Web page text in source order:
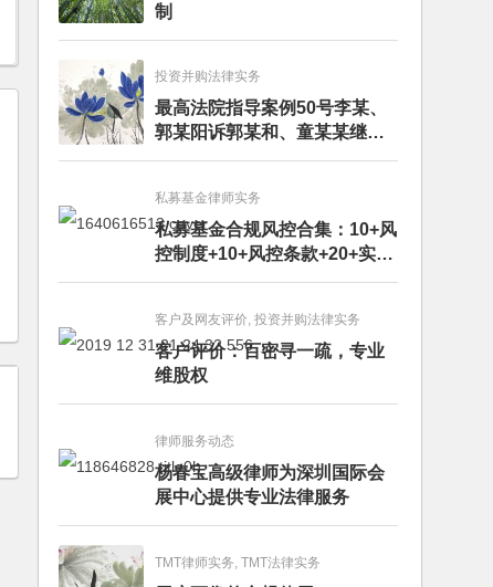
制
投资并购法律实务
最高法院指导案例50号李某、
郭某阳诉郭某和、童某某继承
纠纷案
私募基金律师实务
私募基金合规风控合集：10+风
控制度+10+风控条款+20+实务
文章+每月动态
客户及网友评价, 投资并购法律实务
客户评价：百密寻一疏，专业
维股权
律师服务动态
杨春宝高级律师为深圳国际会
展中心提供专业法律服务
TMT律师实务, TMT法律实务